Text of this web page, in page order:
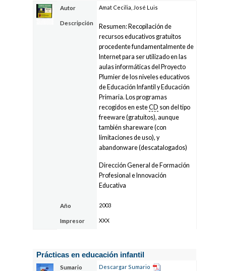
Autor Amat Cecilia, José Luis
Descripción
Resumen: Recopilación de
recursos educativos gratuitos
procedente fundamentalmente de
Internet para ser utilizado en las
aulas informáticas del Proyecto
Plumier de los niveles educativos
de Educación Infantil y Educación
Primaria. Los programas
recogidos en esteCD son del tipo
freeware (gratuitos), aunque
también shareware (con
limitaciones de uso), y
abandonware (descatalogados)
Dirección General de Formación
Profesional e Innovación
Educativa
Año 2003
Impresor XXX
Prácticas en educación infantil
Sumario Descargar Sumario